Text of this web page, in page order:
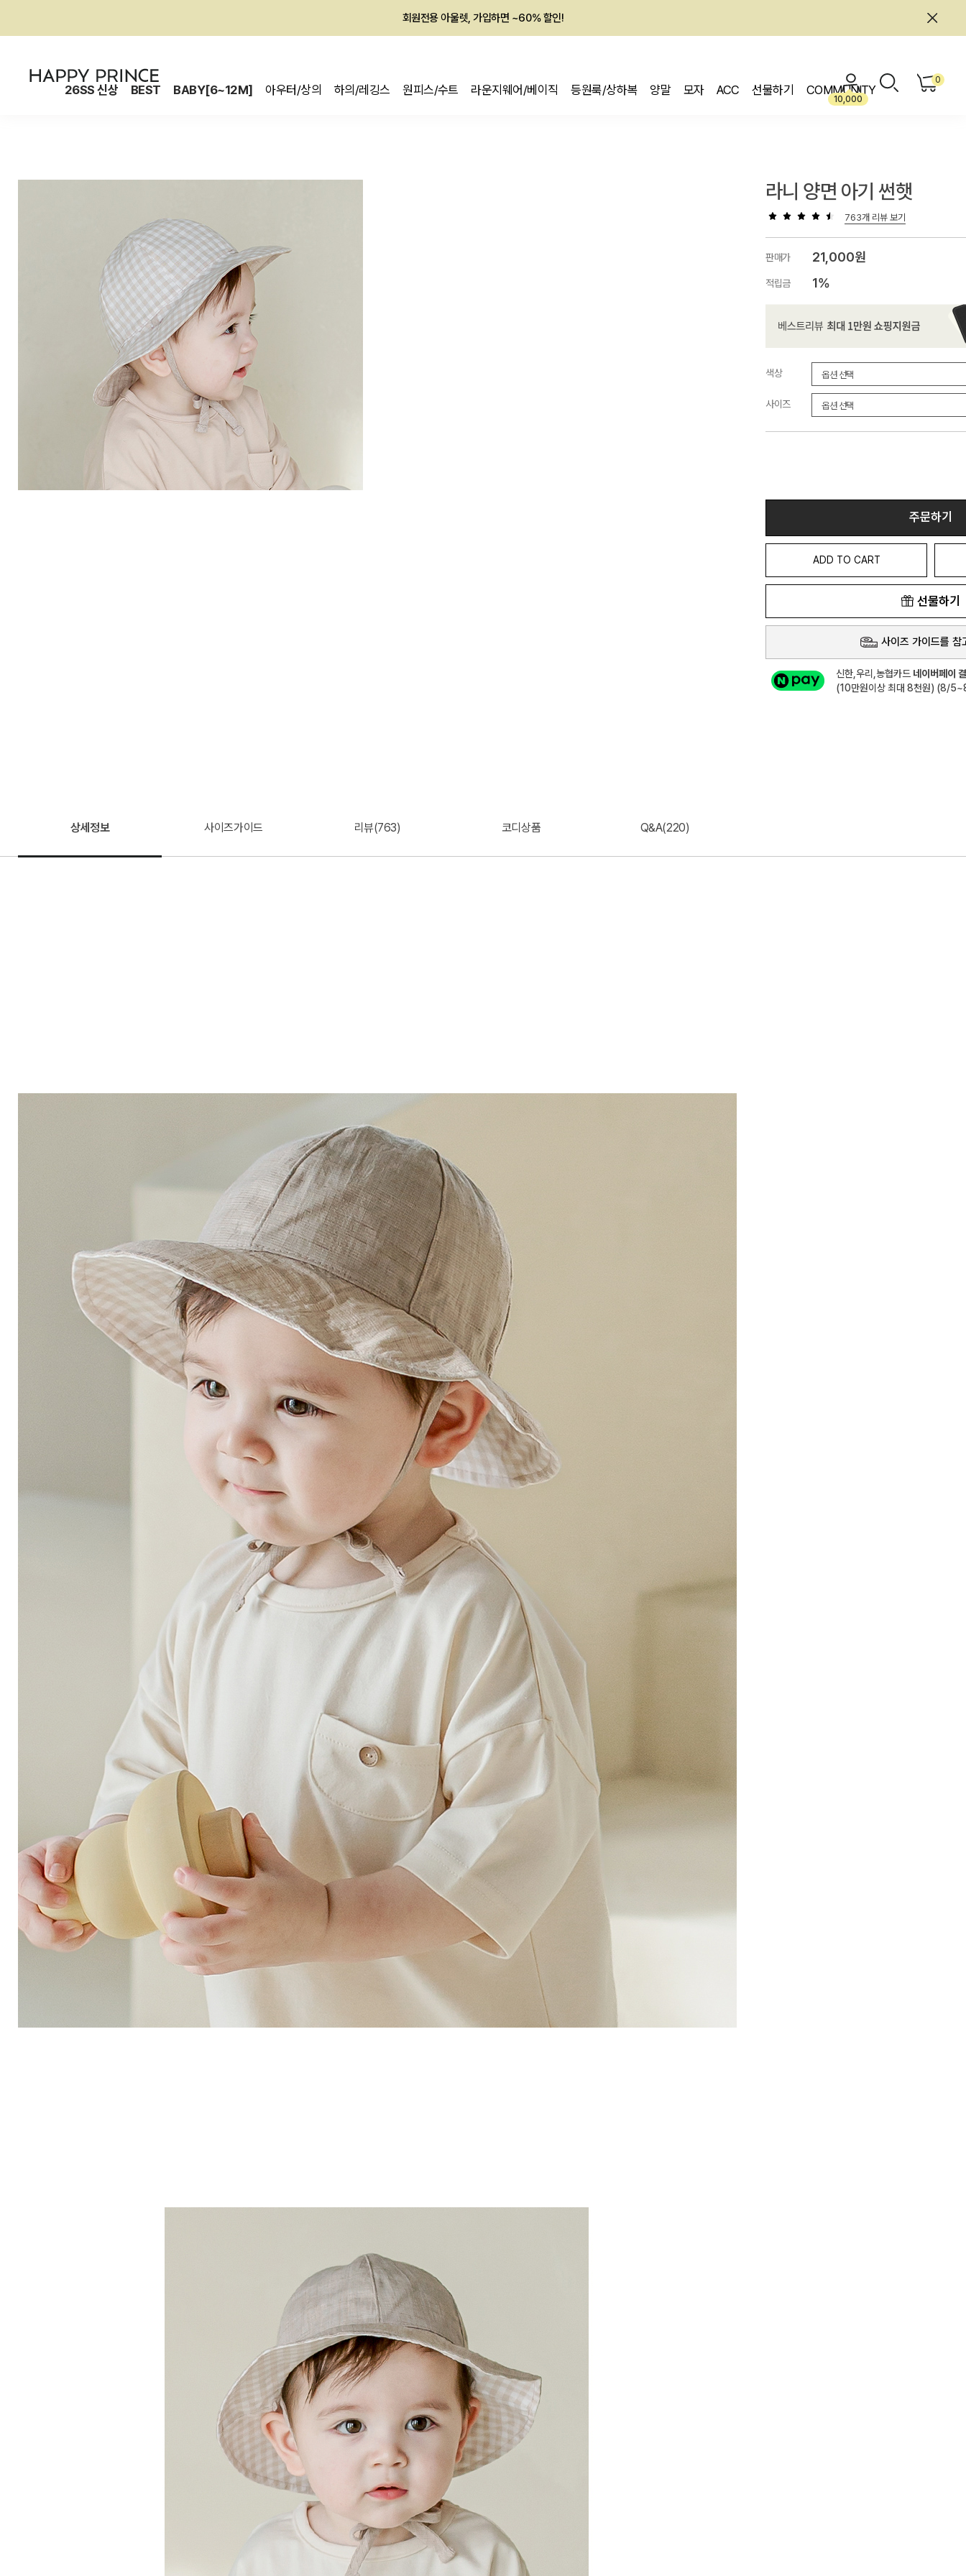
회원전용 아울렛, 가입하면 ~60% 할인!
26SS 신상 BEST BABY[6~12M] 아우터/상의 하의/레깅스 원피스/수트 라운지웨어/베이직 등원룩/상하복 양말 모자 ACC 선물하기 COMMUNITY
10,000
0
라니 양면 아기 썬햇
763개 리뷰 보기
판매가 21,000원
적립금 1%
색상
사이즈
주문하기
ADD TO CART
선물하기
사이즈 가이드를 참
신한,우리,농협카드 네이버페이
(10만원이상 최대 8천원) (8/
상세정보 사이즈가이드 리뷰(763) 코디상품 Q&A(220)